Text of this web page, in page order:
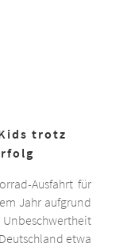
trotz
Ausfahrt für
Jahr aufgrund
etwa